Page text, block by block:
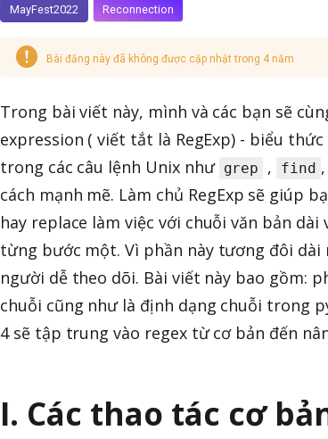
MayFest2022 Reconnection
Bài đăng này đã không được cập nhật trong 4 năm
Trong bài viết này, mình và các bạn sẽ
expression ( viết tắt là RegExp) - biểu
trong các câu lệnh Unix như grep , find ,
cách mạnh mẽ. Làm chủ RegExp sẽ giúp
hay replace làm việc với chuỗi văn bản
từng bước một. Vì phần này tương đôi dài
người dễ theo dõi. Bài viết này bao gồm:
chuỗi cũng như là định dạng chuỗi trong
4 sẽ tập trung vào regex từ cơ bản đến
I. Các thao tác cơ